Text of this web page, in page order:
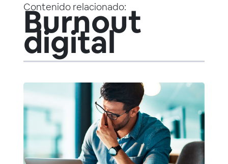
Contenido relacionado:
Burnout
digital